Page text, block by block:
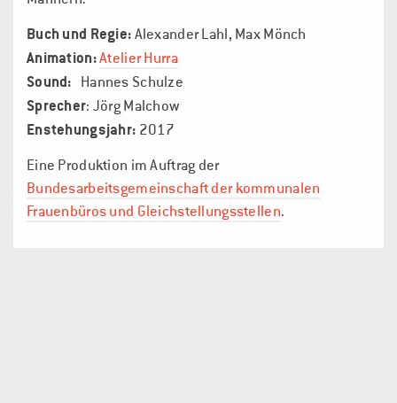
Buch und Regie:Alexander Lahl, Max Mönch
Animation:Atelier Hurra
Sound: Hannes Schulze
Sprecher: Jörg Malchow
Enstehungsjahr: 2017
Eine Produktion im Auftrag der
Bundesarbeitsgemeinschaft der kommunalen
Frauenbüros und Gleichstellungsstellen.